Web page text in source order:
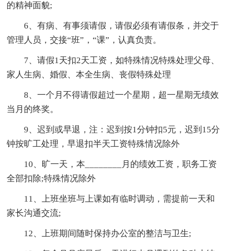
的精神面貌;
6、有病、有事须请假，请假必须有请假条，并交于
管理人员，交接“班”，“课”，认真负责。
7、请假1天扣2天工资，如特殊情况特殊处理父母、
家人生病、婚假、本全生病、丧假特殊处理
8、一个月不得请假超过一个星期，超一星期无绩效
当月的终奖。
9、迟到或早退，注：迟到按1分钟扣5元，迟到15分
钟按旷工处理，早退扣半天工资特殊情况除外
10、旷一天，本________月的绩效工资，职务工资
全部扣除;特殊情况除外
11、上班坐班与上课如有临时调动，需提前一天和
家长沟通交流;
12、上班期间随时保持办公室的整洁与卫生;